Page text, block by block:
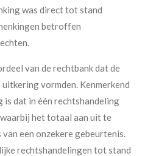
was direct tot stand
betroffen
van de rechtbank dat de
vormden. Kenmerkend
dat in één rechtshandeling
het totaal aan uit te
een onzekere gebeurtenis.
rechtshandelingen tot stand